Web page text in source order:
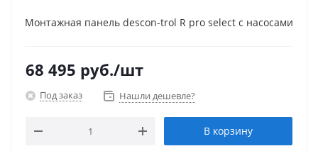
Монтажная панель descon-trol R pro select с насосами
68 495 руб./шт
Под заказ Нашли дешевле?
В корзину